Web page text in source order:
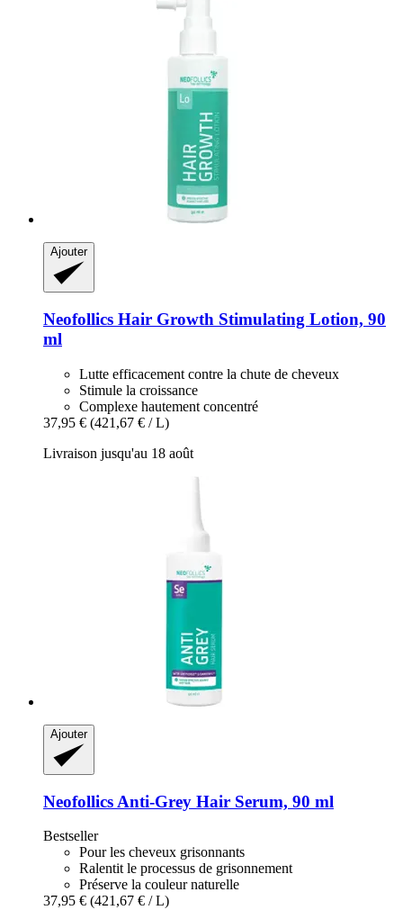
Ajouter
Neofollics Hair Growth Stimulating Lotion, 90
ml
Lutte efficacement contre la chute de cheveux
Stimule la croissance
Complexe hautement concentré
37,95 € (421,67 € / L)
Livraison jusqu'au 18 août
Ajouter
Neofollics Anti-​Grey Hair Serum, 90 ml
Bestseller
Pour les cheveux grisonnants
Ralentit le processus de grisonnement
Préserve la couleur naturelle
37,95 € (421,67 € / L)